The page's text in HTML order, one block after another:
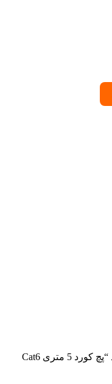
اولین کسی باشید که دیدگاهی می نویسد “پچ کورد 5 متری Cat6